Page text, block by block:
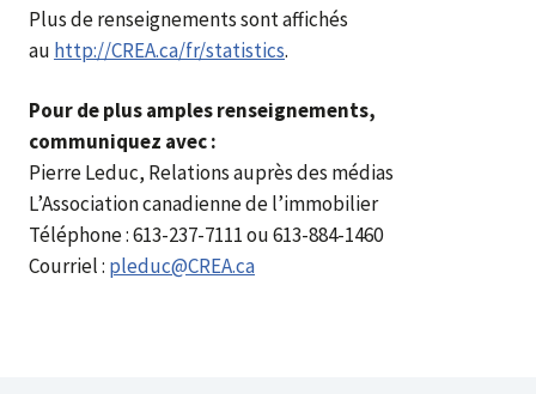
Plus de renseignements sont affichés
au http://CREA.ca/fr/statistics.
Pour de plus amples renseignements,
communiquez avec :
Pierre Leduc, Relations auprès des médias
L’Association canadienne de l’immobilier
Téléphone : 613-237-7111 ou 613-884-1460
Courriel : pleduc@CREA.ca